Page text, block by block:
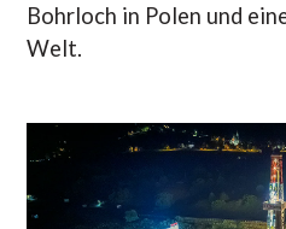
Bohrloch in Polen und
Welt.